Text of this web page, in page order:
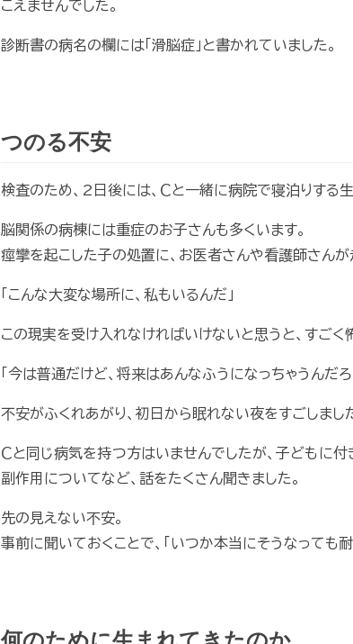
こえませんでした。
診断書の病名の欄には「滑脳症」と書かれていました。
つのる不安
検査のため、2日後には、Ｃと一緒に病院で寝泊りする生
脳関係の病棟には重症のお子さんも多くいます。
痙攣を起こした子の処置に、お医者さんや看護師さんが
「こんな大変な場所に、私もいるんだ」
この現実を受け入れなければいけないと思うと、すごく
「今は普通だけど、将来はあんなふうになっちゃうんだろ
不安がふくれあがり、初日から眠れない夜をすごしまし
Ｃと同じ病気を持つ方はいませんでしたが、子どもに
副作用についてなど、話をたくさん聞きました。
先の見えない不安。
事前に聞いておくことで、「いつか本当にそうなっても